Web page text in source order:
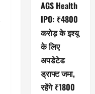
AGS Health
IPO: ₹4800
करोड़ के इश्यू
के लिए
अपडेटेड
ड्राफ्ट जमा,
रहेंगे ₹1800